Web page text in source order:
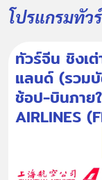
โปรแกรมทัวร์
ทัวร์จีน ชิงเ
แลนด์ (รวม
ช้อป-บินภาย
AIRLINES